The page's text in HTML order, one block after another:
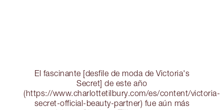
El fascinante [desfile de moda de Victoria's
Secret] de este año
(https://www.charlottetilbury.com/es/content/victoria-
secret-official-beauty-partner) fue aún más